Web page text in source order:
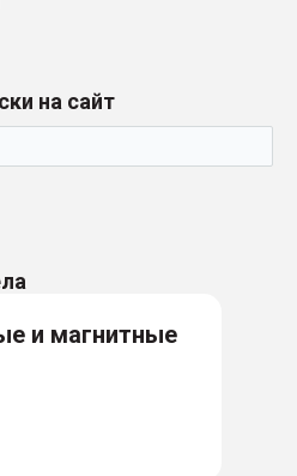
на сайт
и магнитные